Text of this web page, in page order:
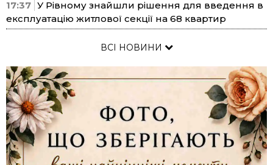
17:37 У Рівному знайшли рішення для введення в
експлуатацію житлової секції на 68 квартир
ВСІ НОВИНИ